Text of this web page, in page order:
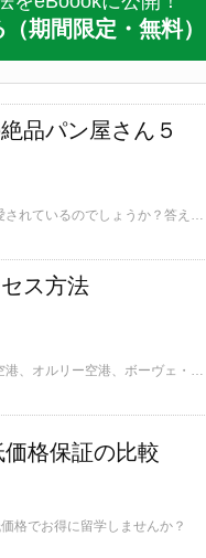
（期間限定・無料）
品パン屋さん５
フランス人の食事に欠かせないパン。なぜここまでも長く愛されているのでしょうか？答えはとてもシンプル。それはとても美味しいから！中でもグルメが集まる街・パリは絶品パン屋さんの激戦区。そこで明日から訪れたい本当に美味しいパン屋さんを5つ紹介します。
ス方法
フランス・パリ市内中心地からシャルル・ド・ゴール国際空港、オルリー空港、ボーヴェ・ティレ空港、それぞれの移動手段、料金、所要時間などのアクセス方法についてご紹介します。
格保証の比較
格でお得に留学しませんか？